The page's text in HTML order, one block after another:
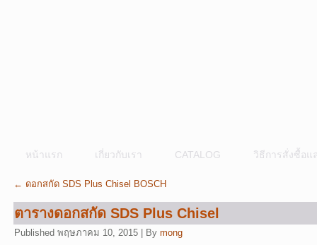
หน้าแรก เกี่ยวกับเรา CATALOG วิธีการสั่งซื้อแ
← ดอกสกัด SDS Plus Chisel BOSCH
ตารางดอกสกัด SDS Plus Chisel
Published พฤษภาคม 10, 2015 By mong